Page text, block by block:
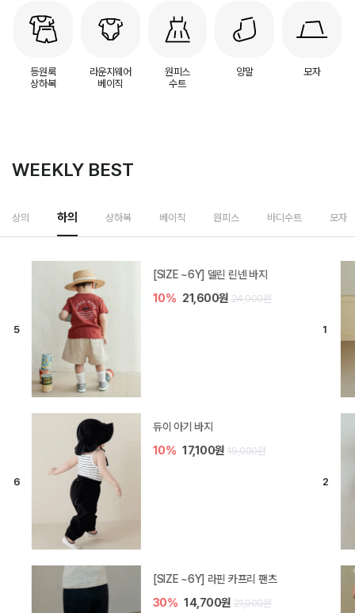
등원룩
상하복
라운지웨어
베이직
원피스
수트
양말 모자
WEEKLY BEST
상의 하의 상하복 베이직 원피스 바디수트 모자
[SIZE ~6Y] 델린 린넨 바지
10% 21,600원 24,000원
듀이 아기 바지
10% 17,100원 19,000원
[SIZE ~6Y] 라핀 카프리 팬츠
30% 14,700원 21,000원